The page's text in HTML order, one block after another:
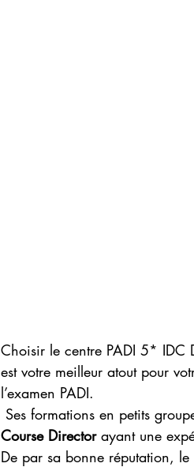
Choisir le centre PADI 5* IDC
est votre meilleur atout pour
l’examen PADI.
Ses formations en petits
Course Director ayant une
De par sa bonne réputation, le